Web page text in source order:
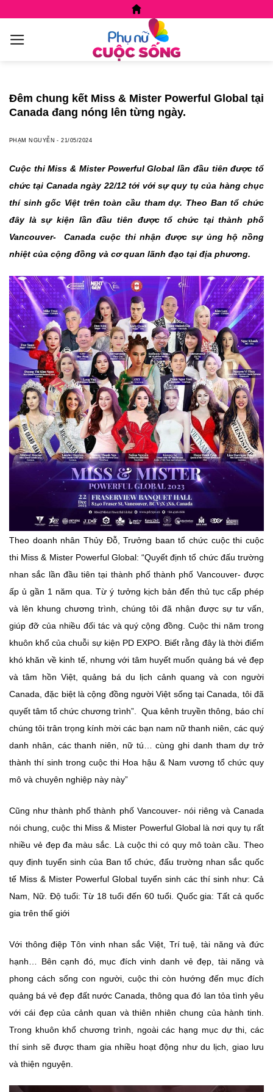
content
Đêm chung kết Miss & Mister Powerful Global tại
Canada đang nóng lên từng ngày.
PHẠM NGUYỄN -21/05/2024
Cuộc thi Miss & Mister Powerful Global lần đầu tiên được tổ
chức tại Canada ngày 22/12 tới với sự quy tụ của hàng chục
thí sinh gốc Việt trên toàn cầu tham dự. Theo Ban tổ chức
đây là sự kiện lần đầu tiên được tổ chức tại thành phố
Vancouver- Canada cuộc thi nhận được sự ủng hộ nồng
nhiệt của cộng đồng và cơ quan lãnh đạo tại địa phương.
Theo doanh nhân Thủy Đỗ, Trưởng baan tổ chức cuộc thi cuộc
thi Miss & Mister Powerful Global: “Quyết định tổ chức đấu trường
nhan sắc lần đầu tiên tại thành phố thành phố Vancouver- được
ấp ủ gần 1 năm qua. Từ ý tưởng kịch bản đến thủ tục cấp phép
và lên khung chương trình, chúng tôi đã nhận được sự tư vấn,
giúp đỡ của nhiều đối tác và quý cộng đồng. Cuộc thi năm trong
khuôn khổ của chuỗi sự kiện PD EXPO. Biết rằng đây là thời điểm
khó khăn về kinh tế, nhưng với tâm huyết muốn quảng bá vẻ đẹp
và tâm hồn Việt, quảng bá du lịch cảnh quang và con người
Canada, đặc biệt là cộng đồng người Việt sống tại Canada, tôi đã
quyết tâm tổ chức chương trình”. Qua kênh truyền thông, báo chí
chúng tôi trân trọng kính mời các bạn nam nữ thanh niên, các quý
danh nhân, các thanh niên, nữ tú… cùng ghi danh tham dự trở
thành thí sinh trong cuộc thi Hoa hậu & Nam vương tổ chức quy
mô và chuyên nghiệp này này”
Cũng như thành phố thành phố Vancouver- nói riêng và Canada
nói chung, cuộc thi Miss & Mister Powerful Global là nơi quy tụ rất
nhiều vẻ đẹp đa màu sắc. Là cuộc thi có quy mô toàn cầu. Theo
quy định tuyển sinh của Ban tổ chức, đấu trường nhan sắc quốc
tế Miss & Mister Powerful Global tuyển sinh các thí sinh như: Cả
Nam, Nữ. Độ tuổi: Từ 18 tuổi đến 60 tuổi. Quốc gia: Tất cả quốc
gia trên thế giới
Với thông điệp Tôn vinh nhan sắc Việt, Trí tuệ, tài năng và đức
hạnh… Bên cạnh đó, mục đích vinh danh vẻ đẹp, tài năng và
phong cách sống con người, cuộc thi còn hướng đến mục đích
quảng bá vẻ đẹp đất nước Canada, thông qua đó lan tỏa tình yêu
với cái đẹp của cảnh quan và thiên nhiên chung của hành tinh.
Trong khuôn khổ chương trình, ngoài các hạng mục dự thi, các
thí sinh sẽ được tham gia nhiều hoạt động như du lịch, giao lưu
và thiện nguyện.